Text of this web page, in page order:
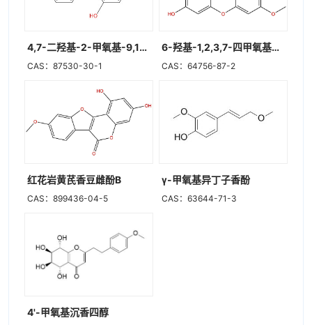
4,7-二羟基-2-甲氧基-9,10-二氢菲
CAS：87530-30-1
6-羟基-1,2,3,7-四甲氧基占吨酮
CAS：64756-87-2
红花岩黄芪香豆雌酚B
CAS：899436-04-5
γ-甲氧基异丁子香酚
CAS：63644-71-3
4'-甲氧基沉香四醇